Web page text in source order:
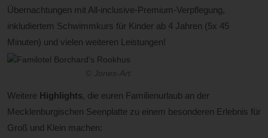
Übernachtungen mit All-inclusive-Premium-Verpflegung,
inkludiertem Schwimmkurs für Kinder ab 4 Jahren (5x 45
Minuten) und vielen weiteren Leistungen!
© Jones-Art
Weitere Highlights, die euren Familienurlaub an der
Mecklenburgischen Seenplatte zu einem besonderen Erlebnis für
Groß und Klein machen: